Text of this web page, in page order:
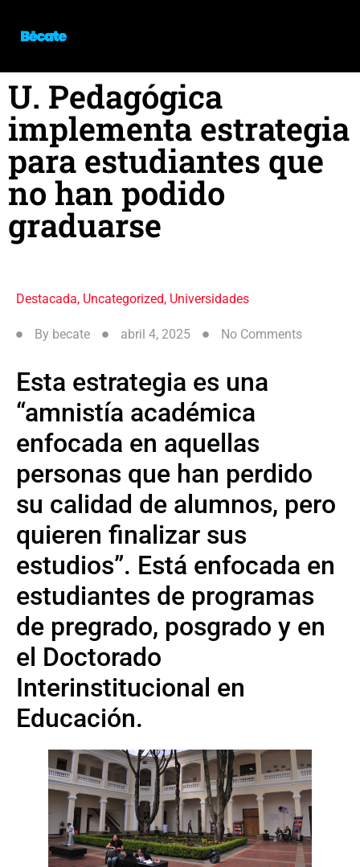
U. Pedagógica
implementa estrategia
para estudiantes que
no han podido
graduarse
Destacada, Uncategorized, Universidades
By becate abril 4, 2025 No Comments
Esta estrategia es una
“amnistía académica
enfocada en aquellas
personas que han perdido
su calidad de alumnos, pero
quieren finalizar sus
estudios”. Está enfocada en
estudiantes de programas
de pregrado, posgrado y en
el Doctorado
Interinstitucional en
Educación.